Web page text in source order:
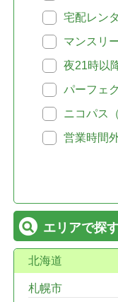
宅配レン
マンスリ
夜21時以
パーフェ
ニコパス
営業時間
エリアで探
北海道
札幌市